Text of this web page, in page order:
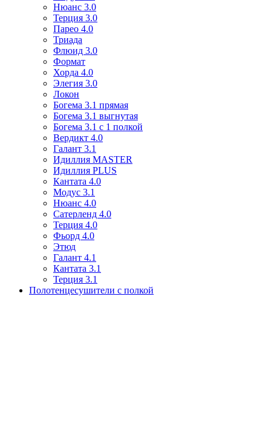
Нюанс 3.0
Терция 3.0
Парео 4.0
Триада
Флюид 3.0
Формат
Хорда 4.0
Элегия 3.0
Локон
Богема 3.1 прямая
Богема 3.1 выгнутая
Богема 3.1 с 1 полкой
Вердикт 4.0
Галант 3.1
Идиллия MASTER
Идиллия PLUS
Кантата 4.0
Модус 3.1
Нюанс 4.0
Сатерленд 4.0
Терция 4.0
Фьорд 4.0
Этюд
Галант 4.1
Кантата 3.1
Терция 3.1
Полотенцесушители с полкой